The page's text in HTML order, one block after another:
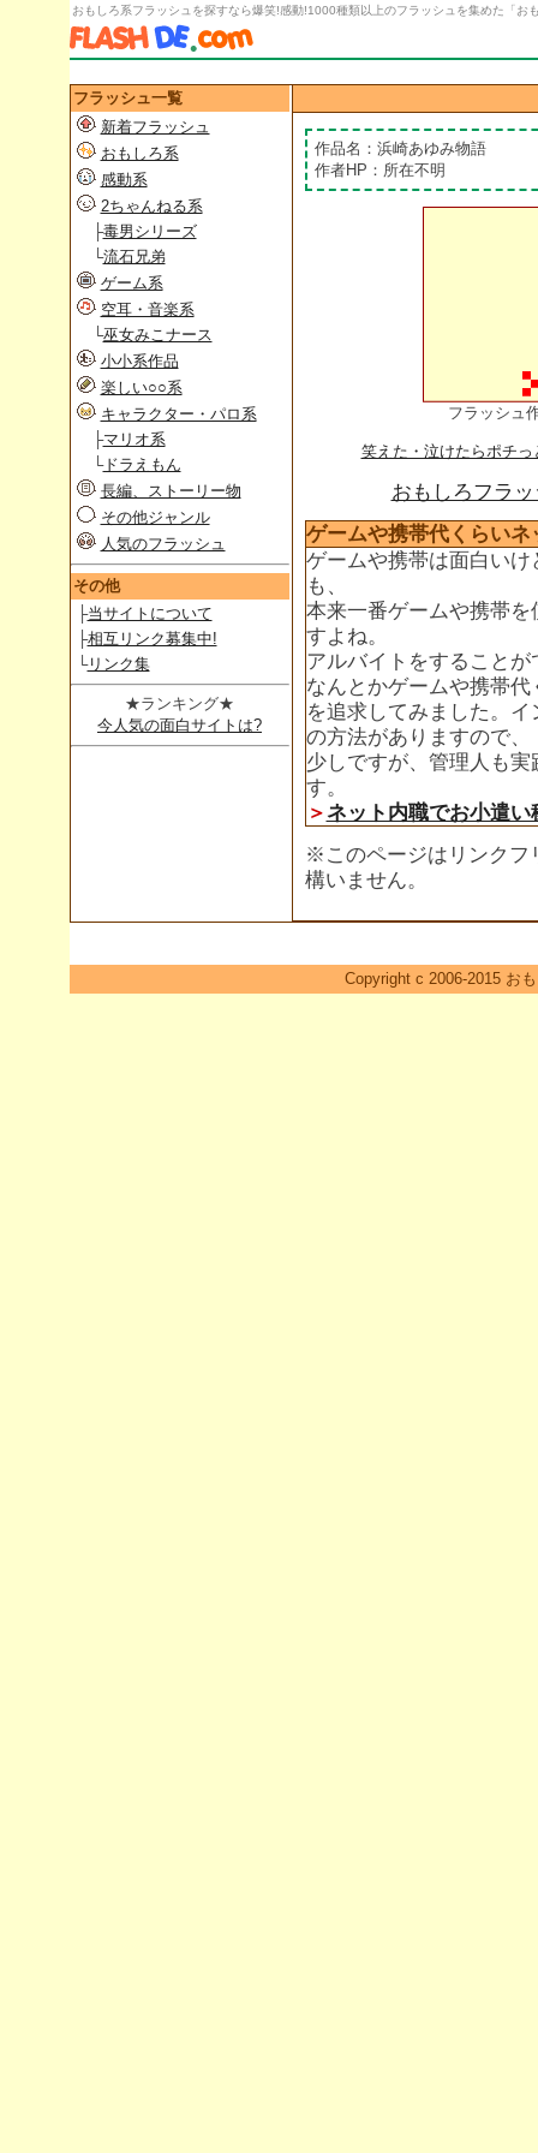
おもしろ系フラッシュを探すなら爆笑!感動!1000種類以上のフラッシュを集めた「お
作品名：浜崎あゆみ物語
作者HP：所在不明
フラッシュ
笑えた・泣けたらポチっ
おもしろフラ
ゲームや携帯代くらいネ
ゲームや携帯は面白い
も、
本来一番ゲームや携帯
すよね。
アルバイトをすること
なんとかゲームや携帯
を追求してみました。
の方法がありますので、
少しですが、管理人も
す。
＞ ネット内職でお小遣い
※このページはリンクフ
構いません。
フラッシュ一覧
新着フラッシュ
おもしろ系
感動系
2ちゃんねる系
├毒男シリーズ
└流石兄弟
ゲーム系
空耳・音楽系
└巫女みこナース
小小系作品
楽しい○○系
キャラクター・パロ系
├マリオ系
└ドラえもん
長編、ストーリー物
その他ジャンル
人気のフラッシュ
その他
├当サイトについて
├相互リンク募集中!
└リンク集
★ランキング★
今人気の面白サイトは?
Copyright c 2006-2015 お